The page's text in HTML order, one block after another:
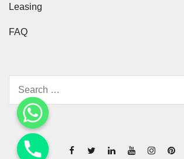
Leasing
FAQ